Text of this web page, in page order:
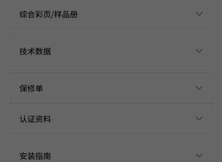
综合彩页/样品册
技术数据
保修单
认证资料
安装指南